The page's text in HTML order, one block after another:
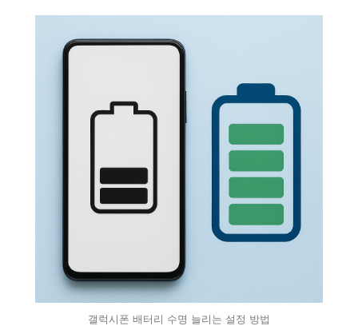
갤럭시폰 배터리 수명 늘리는 설정 방법